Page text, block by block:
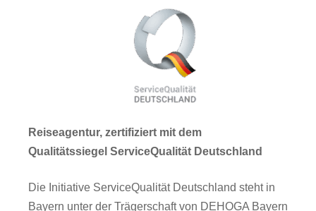
Reiseagentur, zertifiziert mit dem
Qualitätssiegel ServiceQualität Deutschland
Die Initiative ServiceQualität Deutschland steht in
Bayern unter der Trägerschaft von DEHOGA Bayern